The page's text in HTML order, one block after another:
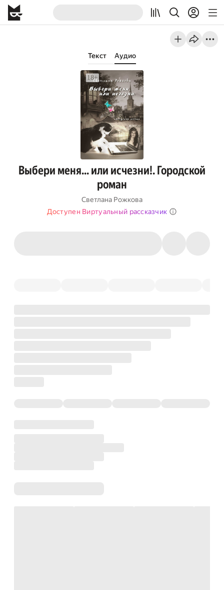
Текст Аудио
Выбери меня… или исчезни!. Городской
роман
Светлана Рожкова
Доступен Виртуальный рассказчик